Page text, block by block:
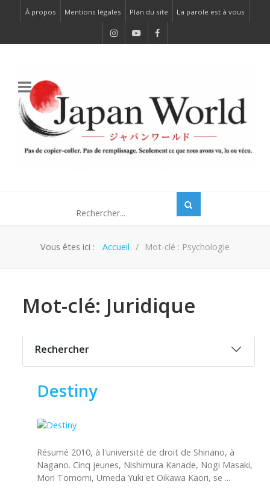
À propos Mentions légales Plan du site La parole est à vous
Vous êtes ici : Accueil Mot-clé : Psychologie
Mot-clé: Juridique
Rechercher
Destiny
Résumé 2010, à l'université de droit de Shinano, à
Nagano. Cinq jeunes, Nishimura Kanade, Nogi Masaki,
Mori Tomomi, Umeda Yuki et Oikawa Kaori, se ...